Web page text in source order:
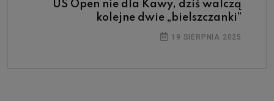
US Open nie dla Kawy, dziś walczą
kolejne dwie „bielszczanki”
19 SIERPNIA 2025